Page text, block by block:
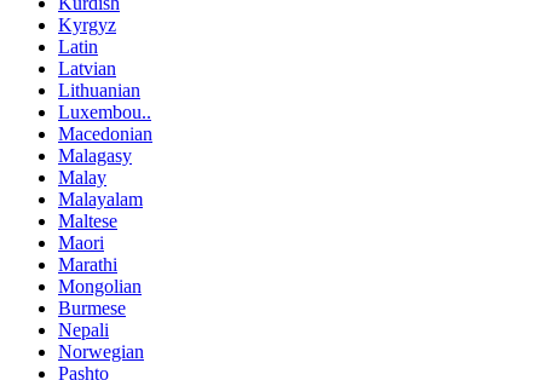
Kyrgyz
Latin
Latvian
Lithuanian
Luxembou..
Macedonian
Malagasy
Malay
Malayalam
Maltese
Maori
Marathi
Mongolian
Burmese
Nepali
Norwegian
Pashto